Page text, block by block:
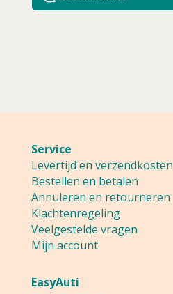
Service
Levertijd en verzendkosten
Bestellen en betalen
Annuleren en retourneren
Klachtenregeling
Veelgestelde vragen
Mijn account
EasyAuti